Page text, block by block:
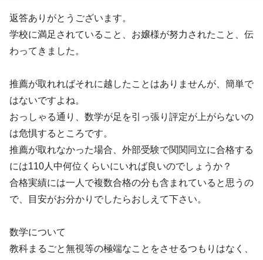
返答ありがとうございます。
学校に満足されていること、お嬢様が努力されたこと、伝
わってきました。
推薦が取れればそれに越したことはありませんが、簡単で
はないですよね。
おっしゃる通り、数学が足を引っ張り評定が上がらないの
は危惧するところです。
推薦が取れなかった場合、外部受験で関関同立に合格する
には110人中何位くらいにいれば良いのでしょうか？
合格実績には一人で複数合格の分も含まれていると思うの
で、目安がお分かりでしたらおしえて下さい。
数学について
教科まるごと無視等の極端なことをさせるつもりはなく、